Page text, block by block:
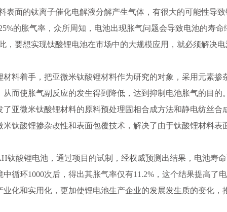
表面的钛离子催化电解液分解产生气体，有很大的可能性导致
的胀气率，众所周知，电池出现胀气问题会导致电池的寿
，要想实现钛酸锂电池在市场中的大规模应用，就必须解决电
料着手，把亚微米钛酸锂材料作为研究的对象，采用元素掺
而使胀气副反应的发生得到降低，达到抑制电池胀气的目的
亚微米钛酸锂材料的原料预处理固相合成方法和静电纺丝合
钛酸锂掺杂改性和表面包覆技术，解决了由于钛酸锂材料表
钛酸锂电池，通过项目的试制，经权威预测出结果，电池寿
循环1000次后，得出其胀气率仅有11.2%，这个结果提高了
化和实用化，更加使锂电池生产企业的发展发生质的变化，